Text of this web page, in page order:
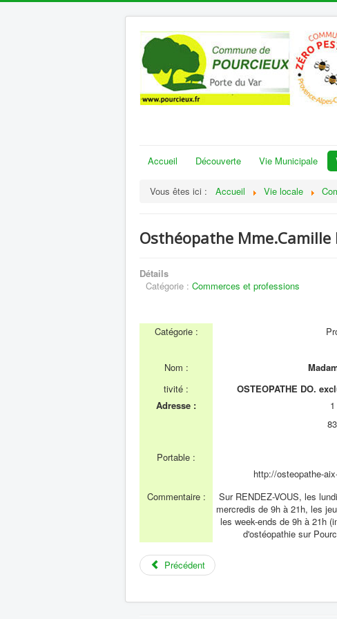
Accueil Découverte Vie Municipale
Vous êtes ici : Accueil Vie locale
Osthéopathe Mme.Camille
Détails
Catégorie : Commerces et professions
Catégorie :
Nom :
tivité :
OSTEOPATHE DO.
Adresse :
Portable :
http://osteopathe-
Commentaire :
Sur RENDEZ-VOUS, les
mercredis de 9h à 21h, les
les week-ends de 9h à 21h
d'ostéopathie sur
Précédent